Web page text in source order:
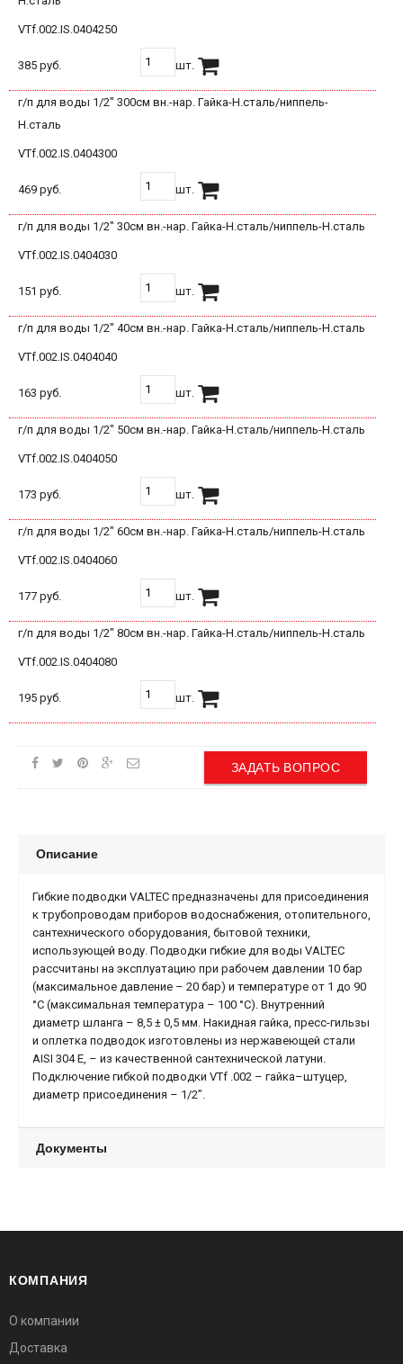
VTf.002.IS.0404250
385 руб. шт.
г/п для воды 1/2" 300см вн.-нар. Гайка-Н.сталь/ниппель-
Н.сталь
VTf.002.IS.0404300
469 руб. шт.
г/п для воды 1/2" 30см вн.-нар. Гайка-Н.сталь/ниппель-Н.сталь
VTf.002.IS.0404030
151 руб. шт.
г/п для воды 1/2" 40см вн.-нар. Гайка-Н.сталь/ниппель-Н.сталь
VTf.002.IS.0404040
163 руб. шт.
г/п для воды 1/2" 50см вн.-нар. Гайка-Н.сталь/ниппель-Н.сталь
VTf.002.IS.0404050
173 руб. шт.
г/п для воды 1/2" 60см вн.-нар. Гайка-Н.сталь/ниппель-Н.сталь
VTf.002.IS.0404060
177 руб. шт.
г/п для воды 1/2" 80см вн.-нар. Гайка-Н.сталь/ниппель-Н.сталь
VTf.002.IS.0404080
195 руб. шт.
ЗАДАТЬ ВОПРОС
Описание
Гибкие подводки VALTEC предназначены для присоединения
к трубопроводам приборов водоснабжения, отопительного,
сантехнического оборудования, бытовой техники,
использующей воду. Подводки гибкие для воды VALTEC
рассчитаны на эксплуатацию при рабочем давлении 10 бар
(максимальное давление – 20 бар) и температуре от 1 до 90
°C (максимальная температура – 100 °C). Внутренний
диаметр шланга – 8,5 ± 0,5 мм. Накидная гайка, пресс-гильзы
и оплетка подводок изготовлены из нержавеющей стали
AISI 304 E, – из качественной сантехнической латуни.
Подключение гибкой подводки VTf .002 – гайка–штуцер,
диаметр присоединения – 1/2”.
Документы
КОМПАНИЯ
О компании
Доставка